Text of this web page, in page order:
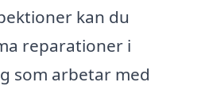
kan du
reparationer i
som arbetar med